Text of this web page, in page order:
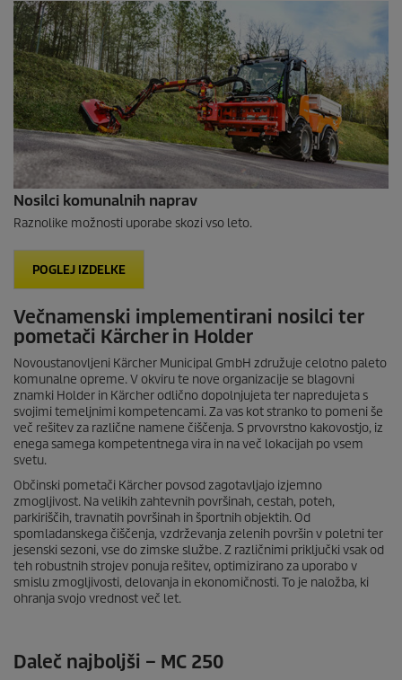
Nosilci komunalnih naprav
Raznolike možnosti uporabe skozi vso leto.
POGLEJ IZDELKE
Večnamenski implementirani nosilci ter
pometači Kärcher in Holder
Novoustanovljeni Kärcher Municipal GmbH združuje celotno paleto
komunalne opreme. V okviru te nove organizacije se blagovni
znamki Holder in Kärcher odlično dopolnjujeta ter napredujeta s
svojimi temeljnimi kompetencami. Za vas kot stranko to pomeni še
več rešitev za različne namene čiščenja. S prvovrstno kakovostjo, iz
enega samega kompetentnega vira in na več lokacijah po vsem
svetu.
Občinski pometači Kärcher povsod zagotavljajo izjemno
zmogljivost. Na velikih zahtevnih površinah, cestah, poteh,
parkiriščih, travnatih površinah in športnih objektih. Od
spomladanskega čiščenja, vzdrževanja zelenih površin v poletni ter
jesenski sezoni, vse do zimske službe. Z različnimi priključki vsak od
teh robustnih strojev ponuja rešitev, optimizirano za uporabo v
smislu zmogljivosti, delovanja in ekonomičnosti. To je naložba, ki
ohranja svojo vrednost več let.
Daleč najboljši – MC 250